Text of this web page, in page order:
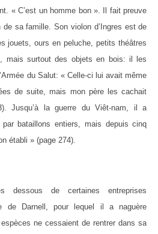
« C’est un homme bon ». Il fait preuve
de sa famille. Son violon d’Ingres est de
jouets, ours en peluche, petits théâtres
mais surtout des objets en bois: il les
du Salut: « Celle-ci lui avait même
de suite, mais mon père les cachait
Jusqu’à la guerre du Viêt-nam, il a
bataillons entiers, mais depuis cinq
établi » (page 274).
dessous de certaines entreprises
de Darnell, pour lequel il a naguère
ne cessaient de rentrer dans sa